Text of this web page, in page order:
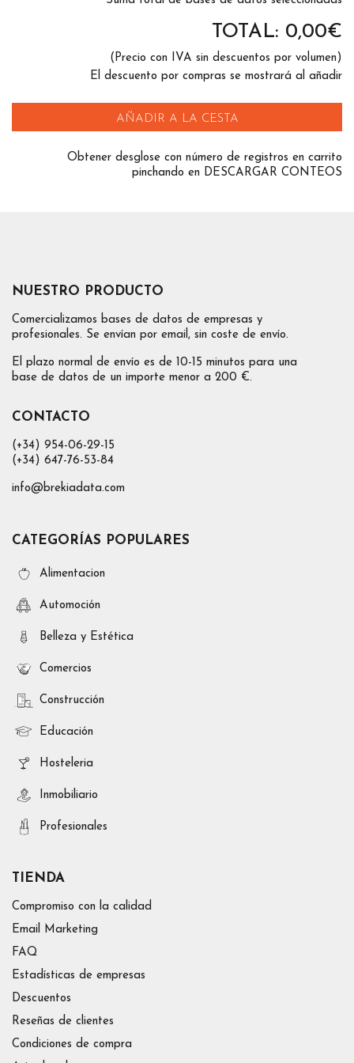
TOTAL: 0,00€
(Precio con IVA sin descuentos por volumen)
El descuento por compras se mostrará al añadir
AÑADIR A LA CESTA
Obtener desglose con número de registros en carrito
pinchando en DESCARGAR CONTEOS
NUESTRO PRODUCTO
Comercializamos bases de datos de empresas y
profesionales. Se envían por email, sin coste de envío.
El plazo normal de envío es de 10-15 minutos para una
base de datos de un importe menor a 200 €.
CONTACTO
(+34) 954-06-29-15
(+34) 647-76-53-84
info@brekiadata.com
CATEGORÍAS POPULARES
Alimentacion
Automoción
Belleza y Estética
Comercios
Construcción
Educación
Hosteleria
Inmobiliario
Profesionales
TIENDA
Compromiso con la calidad
Email Marketing
FAQ
Estadísticas de empresas
Descuentos
Reseñas de clientes
Condiciones de compra